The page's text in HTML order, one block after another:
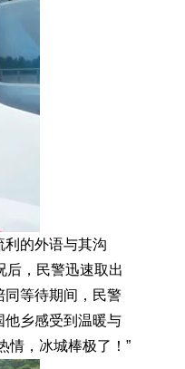
的外语与其沟
后，民警迅速取出
同等待期间，民警
他乡感受到温暖与
情，冰城棒极了！”